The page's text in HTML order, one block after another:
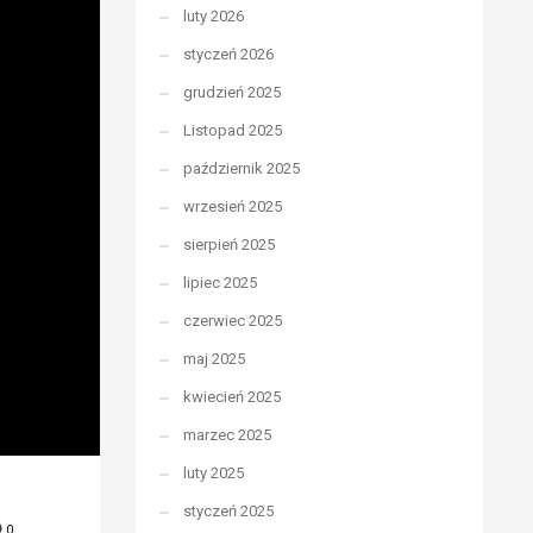
0
luty 2026
styczeń 2026
grudzień 2025
Listopad 2025
październik 2025
wrzesień 2025
sierpień 2025
lipiec 2025
czerwiec 2025
maj 2025
kwiecień 2025
marzec 2025
luty 2025
styczeń 2025